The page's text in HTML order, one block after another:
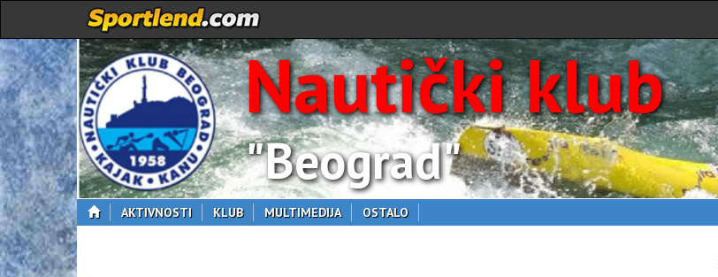
Nautički klub
"Beograd"
AKTIVNOSTI KLUB MULTIMEDIJA OSTALO